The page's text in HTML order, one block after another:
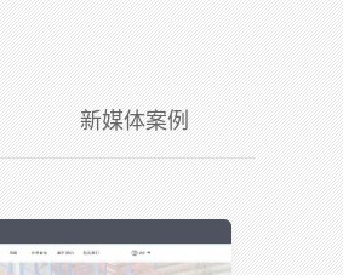
新媒体案例